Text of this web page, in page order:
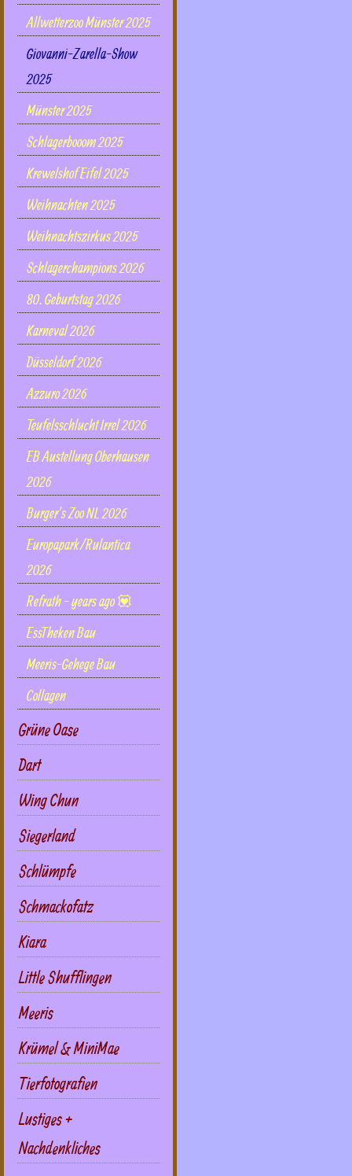
Allwetterzoo Münster 2025
Giovanni-Zarella-Show
2025
Münster 2025
Schlagerbooom 2025
Krewelshof Eifel 2025
Weihnachten 2025
Weihnachtszirkus 2025
Schlagerchampions 2026
80. Geburtstag 2026
Karneval 2026
Düsseldorf 2026
Azzuro 2026
Teufelsschlucht Irrel 2026
EB Austellung Oberhausen
2026
Burger's Zoo NL 2026
Europapark/Rulantica
2026
Refrath - years ago 💟
EssTheken Bau
Meeris-Gehege Bau
Collagen
Grüne Oase
Dart
Wing Chun
Siegerland
Schlümpfe
Schmackofatz
Kiara
Little Shufflingen
Meeris
Krümel & MiniMae
Tierfotografien
Lustiges +
Nachdenkliches